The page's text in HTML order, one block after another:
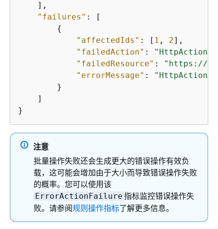
    ],
"failures" : [
{
"affectedIds" : [ 1 , 2],
"failedAction" : "HttpAction"
"failedResource" :
"https://
"errorMessage" :
"HttpAction
        }
    ]
}
注意
批量操作失败还会生成更大的错误操作有效负
载，这可能会增加由于大小而导致错误操作失败
的概率。您可以使用该
ErrorActionFailure 指标监控错误操作失
败。请参阅规则操作指标了解更多信息。